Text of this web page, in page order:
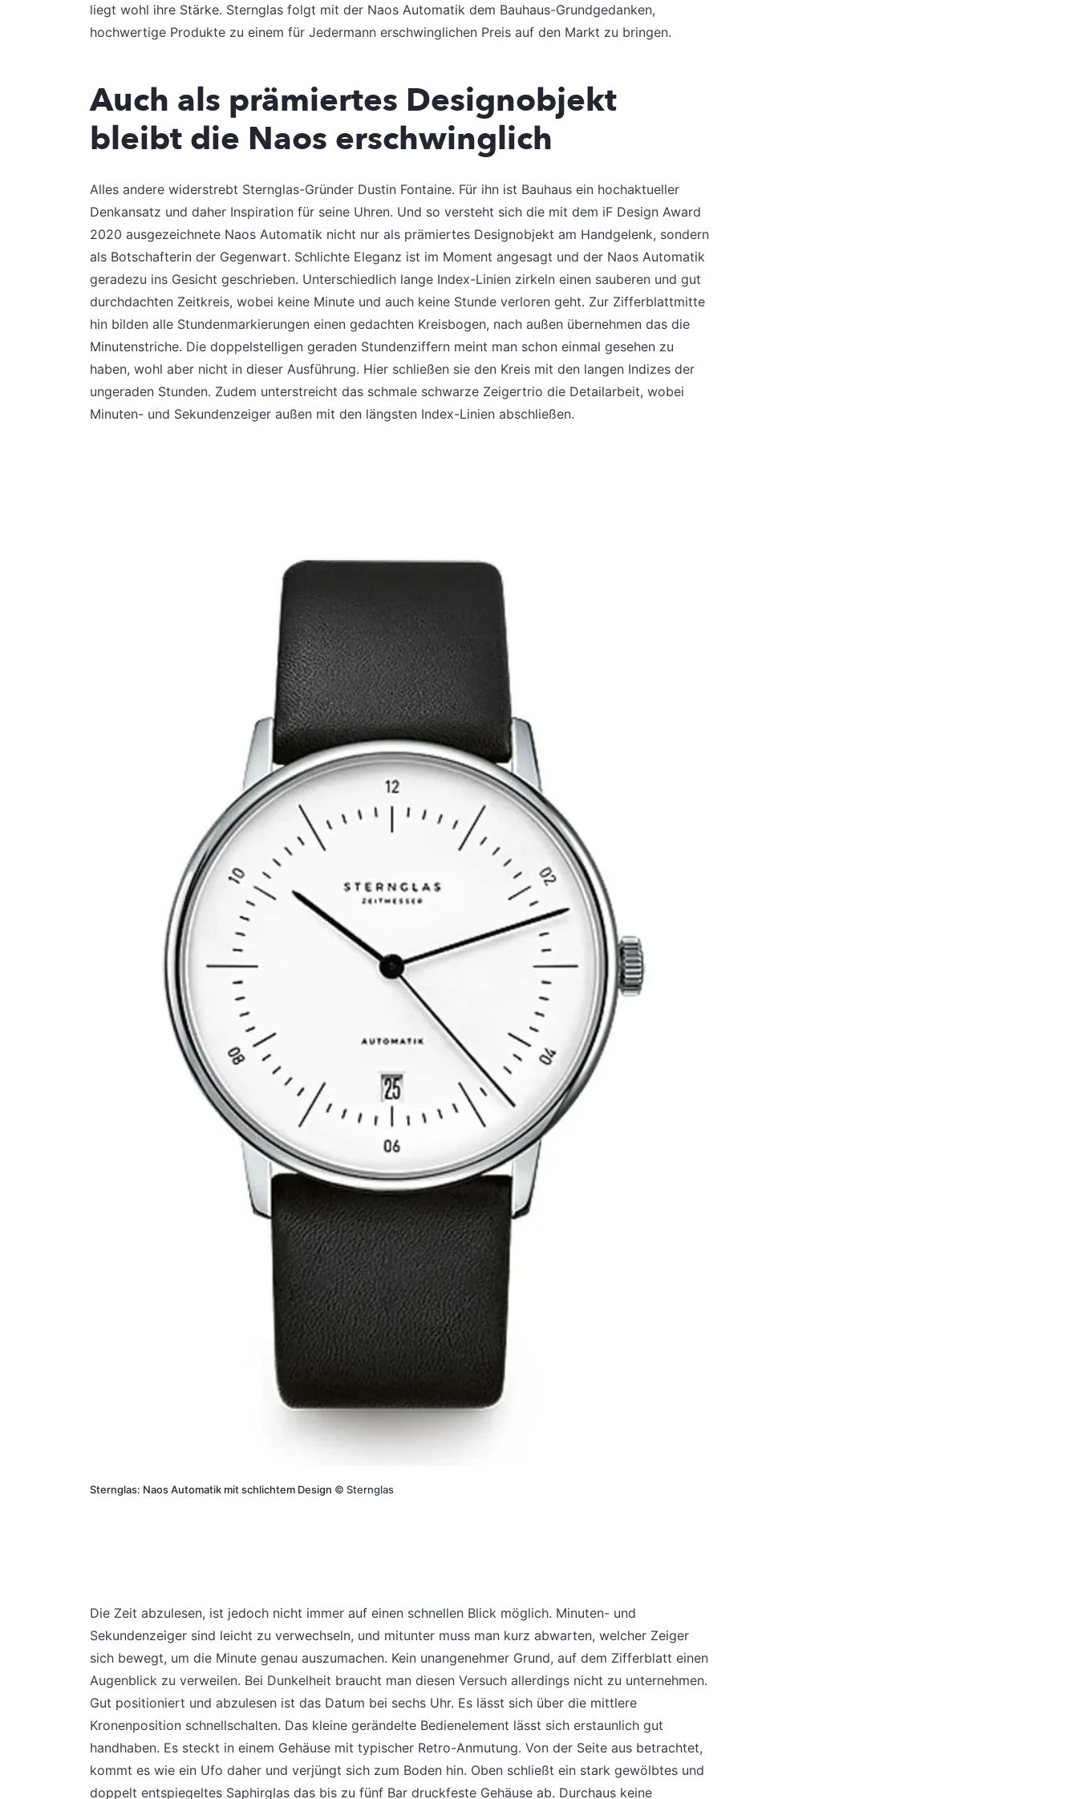
liegt wohl ihre Stärke. Sternglas folgt mit der Naos Automatik dem Bauhaus-Grundgedanken,
hochwertige Produkte zu einem für Jedermann erschwinglichen Preis auf den Markt zu bringen.
Auch als prämiertes Designobjekt
bleibt die Naos erschwinglich
Alles andere widerstrebt Sternglas-Gründer Dustin Fontaine. Für ihn ist Bauhaus ein hochaktueller
Denkansatz und daher Inspiration für seine Uhren. Und so versteht sich die mit dem iF Design Award
2020 ausgezeichnete Naos Automatik nicht nur als prämiertes Designobjekt am Handgelenk, sondern
als Botschafterin der Gegenwart. Schlichte Eleganz ist im Moment angesagt und der Naos Automatik
geradezu ins Gesicht geschrieben. Unterschiedlich lange Index-Linien zirkeln einen sauberen und gut
durchdachten Zeitkreis, wobei keine Minute und auch keine Stunde verloren geht. Zur Zifferblattmitte
hin bilden alle Stundenmarkierungen einen gedachten Kreisbogen, nach außen übernehmen das die
Minutenstriche. Die doppelstelligen geraden Stundenziffern meint man schon einmal gesehen zu
haben, wohl aber nicht in dieser Ausführung. Hier schließen sie den Kreis mit den langen Indizes der
ungeraden Stunden. Zudem unterstreicht das schmale schwarze Zeigertrio die Detailarbeit, wobei
Minuten- und Sekundenzeiger außen mit den längsten Index-Linien abschließen.
Sternglas: Naos Automatik mit schlichtem Design © Sternglas
Die Zeit abzulesen, ist jedoch nicht immer auf einen schnellen Blick möglich. Minuten- und
Sekundenzeiger sind leicht zu verwechseln, und mitunter muss man kurz abwarten, welcher Zeiger
sich bewegt, um die Minute genau auszumachen. Kein unangenehmer Grund, auf dem Zifferblatt einen
Augenblick zu verweilen. Bei Dunkelheit braucht man diesen Versuch allerdings nicht zu unternehmen.
Gut positioniert und abzulesen ist das Datum bei sechs Uhr. Es lässt sich über die mittlere
Kronenposition schnellschalten. Das kleine gerändelte Bedienelement lässt sich erstaunlich gut
handhaben. Es steckt in einem Gehäuse mit typischer Retro-Anmutung. Von der Seite aus betrachtet,
kommt es wie ein Ufo daher und verjüngt sich zum Boden hin. Oben schließt ein stark gewölbtes und
doppelt entspiegeltes Saphirglas das bis zu fünf Bar druckfeste Gehäuse ab. Durchaus keine